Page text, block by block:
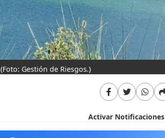
(Foto: Gestión de Riesgos.)
Activar Notificaciones